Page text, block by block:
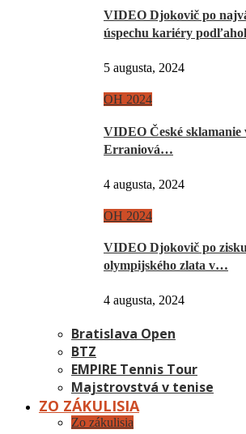
VIDEO Djokovič po
úspechu kariéry
5 augusta, 2024
OH 2024
VIDEO České sklamanie
Erraniová…
4 augusta, 2024
OH 2024
VIDEO Djokovič po
olympijského zlata v…
4 augusta, 2024
Bratislava Open
BTZ
EMPIRE Tennis Tour
Majstrovstvá v tenise
ZO ZÁKULISIA
Zo zákulisia